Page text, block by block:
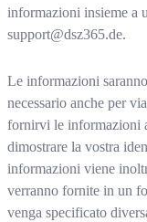
informazioni insieme a
support@dsz365.de.
Le informazioni
necessario anche per
fornirvi le informazioni
dimostrare la vostra
informazioni viene
verranno fornite in un
venga specificato